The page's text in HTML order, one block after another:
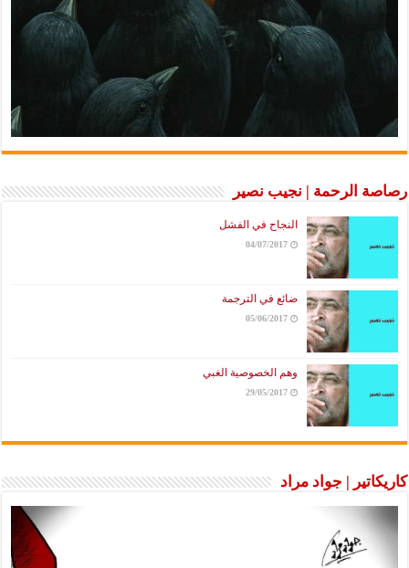
رصاصة الرحمة | نجيب نصير
النجاح في الفشل
04/07/2017
ضائع في الترجمة
05/06/2017
وهم الخصوصية الغبي
29/05/2017
كاريكاتير | جواد مراد